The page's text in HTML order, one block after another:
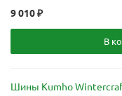
9 010₽
В
Шины Kumho Wintercraft